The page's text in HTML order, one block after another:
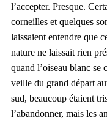
l’accepter. Presque.
corneilles et quelques
laissaient entendre que
nature ne laissait rien
quand l’oiseau blanc se
veille du grand départ
sud, beaucoup étaient
l’abandonner, mais les